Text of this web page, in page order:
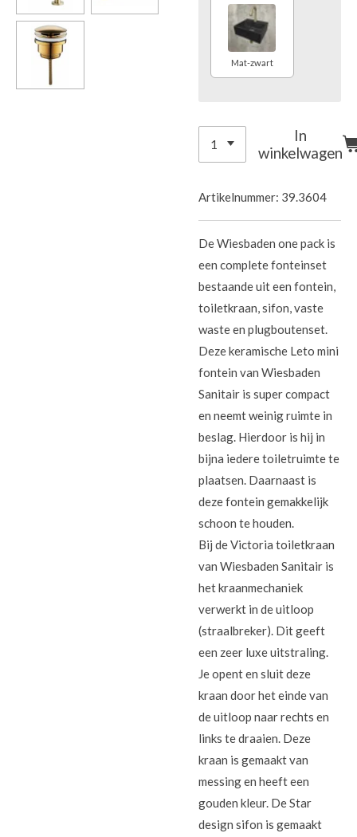
Mat-zwart
In
winkelwagen
Artikelnummer: 39.3604
De Wiesbaden one pack is
een complete fonteinset
bestaande uit een fontein,
toiletkraan, sifon, vaste
waste en plugboutenset.
Deze keramische Leto mini
fontein van Wiesbaden
Sanitair is super compact
en neemt weinig ruimte in
beslag. Hierdoor is hij in
bijna iedere toiletruimte te
plaatsen. Daarnaast is
deze fontein gemakkelijk
schoon te houden.
Bij de Victoria toiletkraan
van Wiesbaden Sanitair is
het kraanmechaniek
verwerkt in de uitloop
(straalbreker). Dit geeft
een zeer luxe uitstraling.
Je opent en sluit deze
kraan door het einde van
de uitloop naar rechts en
links te draaien. Deze
kraan is gemaakt van
messing en heeft een
gouden kleur. De Star
design sifon is gemaakt